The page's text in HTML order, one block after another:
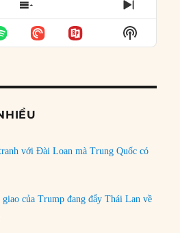
SHOW
EPISODES
LIST
NEXT
Show
Podcast
với Đài Loan mà Trung Quốc có
giao của Trump đang đẩy Thái Lan về